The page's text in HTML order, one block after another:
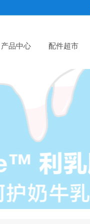
产品中心 配件超市